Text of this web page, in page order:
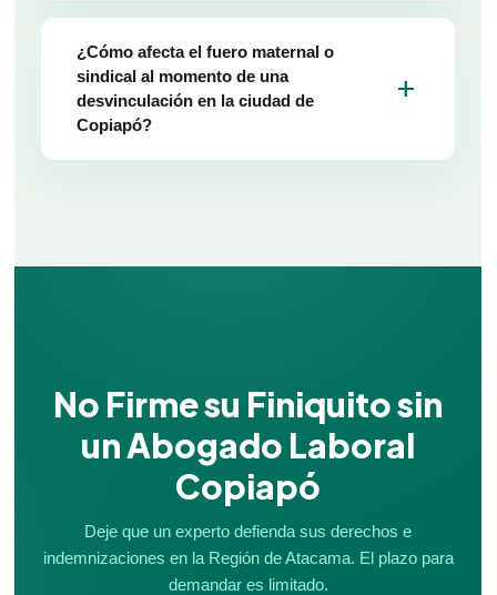
¿Cómo afecta el fuero maternal o
sindical al momento de una
desvinculación en la ciudad de
Copiapó?
add
No Firme su Finiquito sin
un Abogado Laboral
Copiapó
Deje que un experto defienda sus derechos e
indemnizaciones en la Región de Atacama. El plazo para
demandar es limitado.